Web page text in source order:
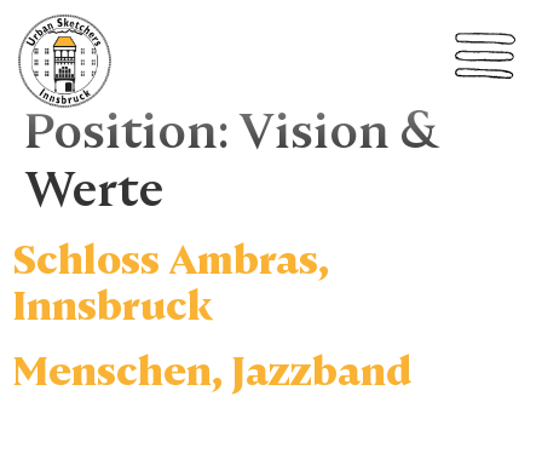
Position:Vision &
Werte
Schloss Ambras,
Innsbruck
Menschen, Jazzband